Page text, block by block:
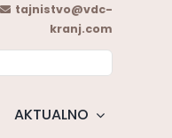
tajnistvo@vdc-
kranj.com
AKTUALNO